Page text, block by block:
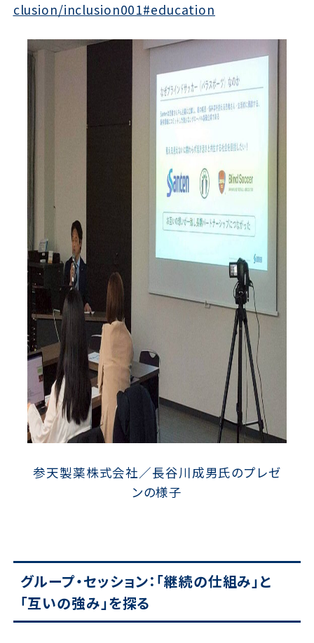
clusion/inclusion001#education
参天製薬株式会社／長谷川成男氏のプレゼ
ンの様子
グループ・セッション：「継続の仕組み」と
「互いの強み」を探る